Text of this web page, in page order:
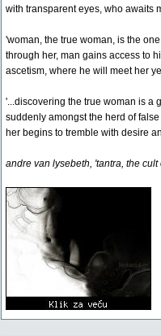
with transparent eyes, who awaits
'woman, the true woman, is the
through her, man gains access to
ascetism, where he will meet her
'...discovering the true woman is a
suddenly amongst the herd of
her begins to tremble with desire
andre van lysebeth, 'tantra, the cult